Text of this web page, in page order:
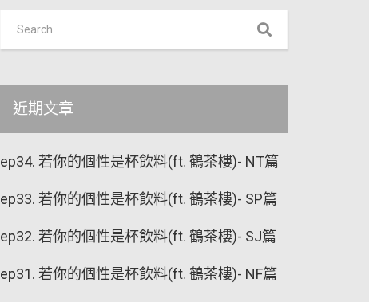
近期文章
ep34. 若你的個性是杯飲料(ft. 鶴茶樓)- NT篇
ep33. 若你的個性是杯飲料(ft. 鶴茶樓)- SP篇
ep32. 若你的個性是杯飲料(ft. 鶴茶樓)- SJ篇
ep31. 若你的個性是杯飲料(ft. 鶴茶樓)- NF篇